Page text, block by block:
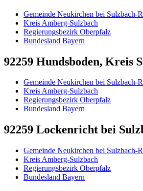
Gemeinde Neukirchen bei Sulzbach-
Kreis Amberg-Sulzbach
Regierungsbezirk Oberpfalz
Bundesland Bayern
92259 Hundsboden, Kreis
Gemeinde Neukirchen bei Sulzbach-
Kreis Amberg-Sulzbach
Regierungsbezirk Oberpfalz
Bundesland Bayern
92259 Lockenricht bei
Gemeinde Neukirchen bei Sulzbach-
Kreis Amberg-Sulzbach
Regierungsbezirk Oberpfalz
Bundesland Bayern